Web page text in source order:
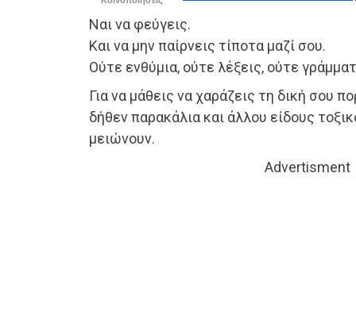
Ναι να φεύγεις.
Και να μην παίρνεις τίποτα μαζί σου.
Ούτε ενθύμια, ούτε λέξεις, ούτε
Για να μάθεις να χαράζεις τη δική σου
δήθεν παρακάλια και άλλου είδους
μειώνουν.
Advertisment